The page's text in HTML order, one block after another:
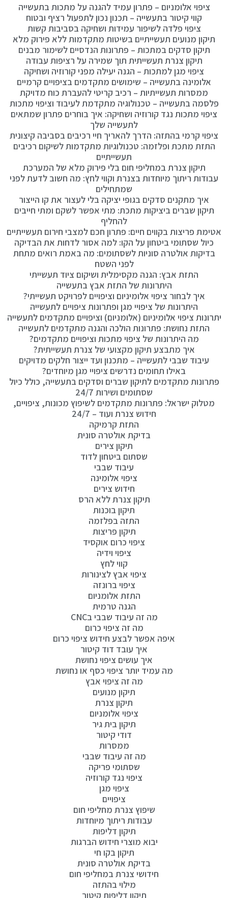
ציפוי אלומניום – פתרון עמיד להגנה על מתכות בתעשייה
קווי קיטור בתעשייה – תכנון נכון לתפעול רציף ובטוח
ציפוי פלדה לשיפור עמידות ושחיקה בסביבות קשות
תיקון מנועים תעשייתיים בשיטות מתקדמות ללא פירוק מלא
תיקון סדקים במתכות – פתרונות הנדסיים לשימור מבנים
תיקון צנרת תעשייתית תוך שמירה על רציפות עבודה
ציפוי מגן למתכות – הגנה יעילה מפני קורוזיה ושחיקה
אלומינה בתעשייה – שימושים מתקדמים בציפויים קרמיים
ממסרות תעשייתיות – רכיב קריטי להעברת כוח מדויקת
פלסמה בתעשייה – טכנולוגיה מתקדמת לעיבוד וציפוי מתכות
ציפוי מתכות נגד קורוזיה ושחיקה: איך בוחרים פתרון שמתאים
לתעשייה שלך
ציפוי קרמי בהתזה: הדרך להאריך חיי רכיבים בסביבה קיצונית
התזת מתכת ופלזמה: טכנולוגיות מתקדמות לשיקום רכיבים
תעשייתיים
תיקון צנרת במחליפי חום בלי פירוק מלא של המערכת
עבודות ריתוך מיוחדות בצנרת וקווי לחץ: מה חשוב לדעת לפני
שמתחילים
איך מתקנים סדקים בגופי יציקה בלי לעצור את קו הייצור
תיקון שברים ביציקות מתכת: מתי אפשר לשקם ומתי חייבים
להחליף
אטימת פריצות בקווים חיים: פתרון חכם למצבי חירום תעשייתיים
כיול שסתומי ביטחון על הקו: למה אסור לדחות את הבדיקה
בדיקות אולטרה סוניות לשסתומים: מה באמת רואים מתחת
לפני השטח
התזת אבץ: הגנה מקסימלית ושיקום ציוד תעשייתי
היתרונות של התזת אבץ בתעשייה
איך לבחור ציפוי אלומיניום וציפויים לפרויקט תעשייתי?
היתרונות של ציפויי מגן ופתרונות ציפויים לתעשייה
יתרונות ציפוי אלומיניום (אלומניום) וציפויים מתקדמים לתעשייה
התזת נחושת: פתרונות הולכה והגנה מתקדמים לתעשייה
מה היתרונות של ציפוי מתכות וציפויים מתקדמים?
איך מתבצע תיקון מקצועי של צנרת תעשייתית?
עיבוד שבבי לתעשייה – מתכנון ועד ייצור חלקים מדויקים
באילו תחומים נדרשים ציפויי מגן מיוחדים?
פתרונות מתקדמים לתיקון שברים וסדקים בתעשייה, כולל כיול
שסתומים ושירות 24/7
מטלוק ישראל: פתרונות מתקדמים לשיפוץ מכונות, ציפויים,
חידוש צנרת ועוד – 24/7
התזת קרמיקה
בדיקת אולטרה סונית
תיקון צירים
שסתום ביטחון לדוד
עיבוד שבבי
ציפוי אלומינה
חידוש צירים
תיקון צנרת ללא הרס
תיקון בוכנות
התזה בפלזמה
תיקון פריצות
ציפוי כרום אוקסיד
ציפוי וידיה
קווי לחץ
ציפוי אבץ לצינורות
ציפוי ברונזה
התזת אלומניום
הגנה טרמית
מה זה עיבוד שבבי בCNC
מה זה ציפוי כרום
איפה אפשר לבצע חידוש ציפוי כרום
איך עובד דוד קיטור
איך עושים ציפוי נחושת
מה עמיד יותר ציפוי כסף או נחושת
מה זה ציפוי אבץ
תיקון מנועים
תיקון צנרת
ציפוי אלומניום
תיקון בית גיר
דודי קיטור
ממסרות
מה זה עיבוד שבבי
שסתומי פריקה
ציפוי נגד קורוזיה
ציפוי מגן
ציפויים
שיפוץ צנרת מחליפי חום
עבודות ריתוך מיוחדות
תיקון דליפות
יבוא מוצרי חידוש הברגות
תיקון בקו חי
בדיקת אולטרה סונית
חידושי צנרת במחליפי חום
מילוי בהתזה
תיקון דליפות קיטור